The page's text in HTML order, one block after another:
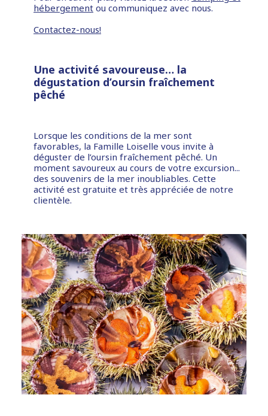
hébergement ou communiquez avec nous.
Contactez-nous!
Une activité savoureuse… la
dégustation d’oursin fraîchement
pêché
Lorsque les conditions de la mer sont
favorables, la Famille Loiselle vous invite à
déguster de l’oursin fraîchement pêché. Un
moment savoureux au cours de votre excursion...
des souvenirs de la mer inoubliables. Cette
activité est gratuite et très appréciée de notre
clientèle.